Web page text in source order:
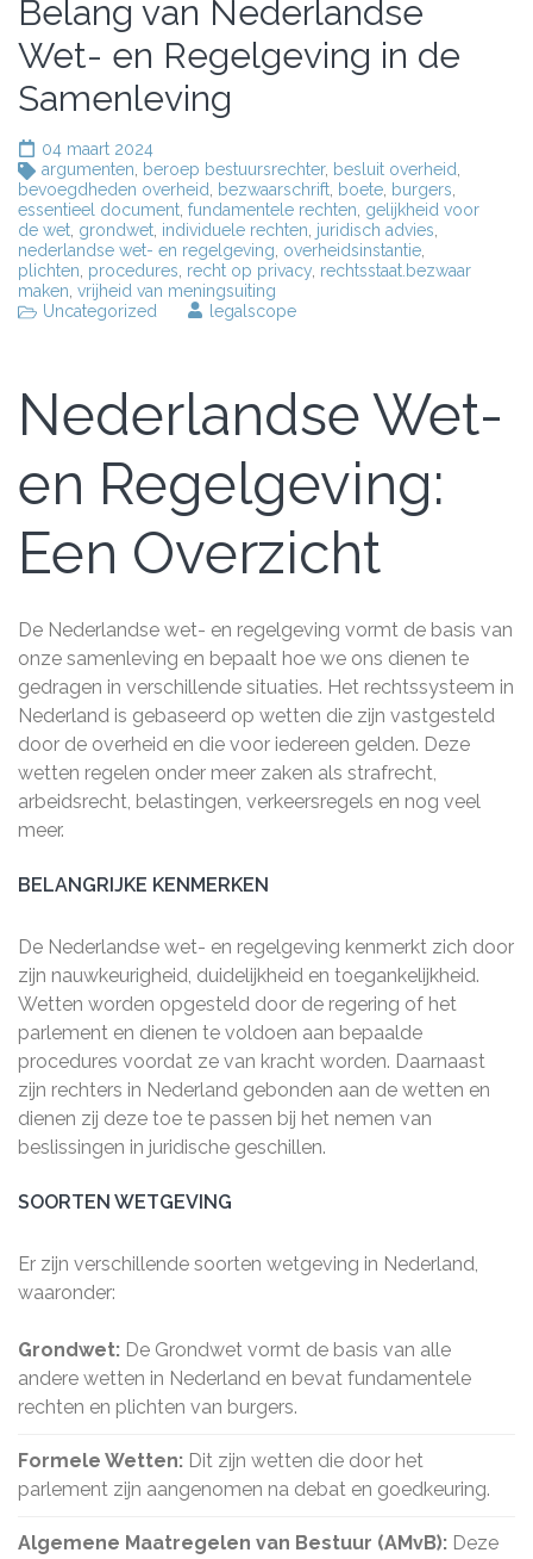
Belang van Nederlandse
Wet- en Regelgeving in de
Samenleving
04 maart 2024
argumenten
beroep bestuursrechter, besluit overheid
bevoegdheden overheid
bezwaarschrift boete burgers
essentieel document fundamentele rechten gelijkheid voor
de wet grondwet individuele rechten juridisch advies
nederlandse wet- en regelgeving overheidsinstantie
plichten procedures recht op privacy rechtsstaat.bezwaar
maken vrijheid van meningsuiting
Uncategorized
legalscope
Nederlandse Wet-
en Regelgeving:
Een Overzicht
De Nederlandse wet- en regelgeving vormt de basis van
onze samenleving en bepaalt hoe we ons dienen te
gedragen in verschillende situaties. Het rechtssysteem in
Nederland is gebaseerd op wetten die zijn vastgesteld
door de overheid en die voor iedereen gelden. Deze
wetten regelen onder meer zaken als strafrecht,
arbeidsrecht, belastingen, verkeersregels en nog veel
meer.
BELANGRIJKE KENMERKEN
De Nederlandse wet- en regelgeving kenmerkt zich door
zijn nauwkeurigheid, duidelijkheid en toegankelijkheid.
Wetten worden opgesteld door de regering of het
parlement en dienen te voldoen aan bepaalde
procedures voordat ze van kracht worden. Daarnaast
zijn rechters in Nederland gebonden aan de wetten en
dienen zij deze toe te passen bij het nemen van
beslissingen in juridische geschillen.
SOORTEN WETGEVING
Er zijn verschillende soorten wetgeving in Nederland,
waaronder:
Grondwet: De Grondwet vormt de basis van alle
andere wetten in Nederland en bevat fundamentele
rechten en plichten van burgers.
Formele Wetten: Dit zijn wetten die door het
parlement zijn aangenomen na debat en goedkeuring.
Algemene Maatregelen van Bestuur (AMvB): Deze